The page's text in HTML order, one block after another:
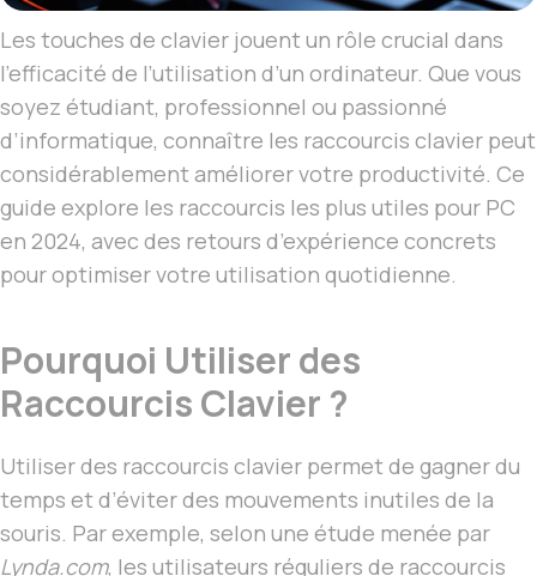
Les touches de clavier jouent un rôle crucial dans
l’efficacité de l’utilisation d’un ordinateur. Que vous
soyez étudiant, professionnel ou passionné
d’informatique, connaître les raccourcis clavier peut
considérablement améliorer votre productivité. Ce
guide explore les raccourcis les plus utiles pour PC
en 2024, avec des retours d’expérience concrets
pour optimiser votre utilisation quotidienne.
Pourquoi Utiliser des
Raccourcis Clavier ?
Utiliser des raccourcis clavier permet de gagner du
temps et d’éviter des mouvements inutiles de la
souris. Par exemple, selon une étude menée par
Lynda.com, les utilisateurs réguliers de raccourcis